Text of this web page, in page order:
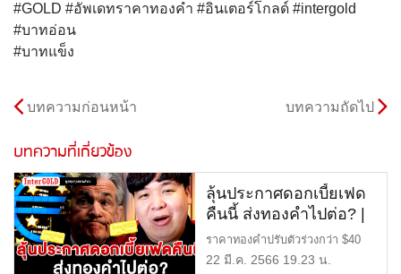
#GOLD #อัพเดทราคาทองคำ #อินเตอร์โกลด์ #intergold
#บาทอ่อน
#บาทแข็ง
บทความก่อนหน้า บทความถัดไป
บทความที่เกี่ยวข้อง
ลุ้นประกาศดอกเบี้ยเฟด
คืนนี้ ส่งทองคำไปต่อ? |
ราคาทอง | ราคาทองวัน
นี้ | พูดคุยลุยกราฟทอง
ราคาทองคำปรับตัวร่วงกว่า $40
หลังนักลงทุนเริ่มคลายวิกฤต […]
22 มี.ค. 2566 19.23 น.